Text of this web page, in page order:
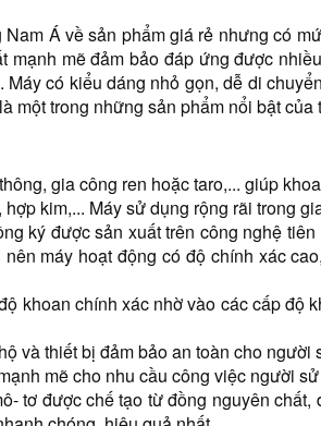
Á về sản phẩm giá rẻ nhưng có
mẽ đảm bảo đáp ứng được
có kiểu dáng nhỏ gọn, dễ di
một trong những sản phẩm nổi bật của
gia công ren hoặc taro,... giúp
kim,... Máy sử dụng rộng rãi trong
ký được sản xuất trên công nghệ
máy hoạt động có độ chính xác
khoan chính xác nhờ vào các cấp độ
và thiết bị đảm bảo an toàn cho người
mẽ cho nhu cầu công việc người
tơ được chế tạo từ đồng nguyên